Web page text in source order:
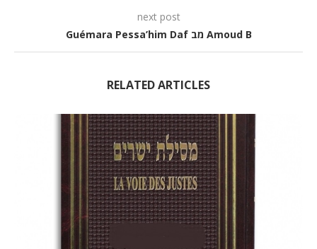
next post
Guémara Pessa’him Daf מב Amoud B
RELATED ARTICLES